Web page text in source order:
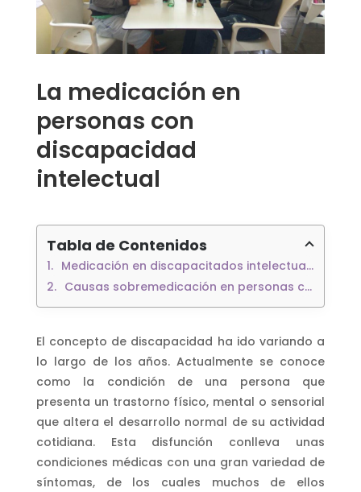
La medicación en
personas con
discapacidad
intelectual
Tabla de Contenidos
Medicación en discapacitados intelectuales
Causas sobremedicación en personas con discapacidad
El concepto de discapacidad ha ido variando a
lo largo de los años. Actualmente se conoce
como la condición de una persona que
presenta un trastorno físico, mental o sensorial
que altera el desarrollo normal de su actividad
cotidiana. Esta disfunción conlleva unas
condiciones médicas con una gran variedad de
síntomas, de los cuales muchos de ellos